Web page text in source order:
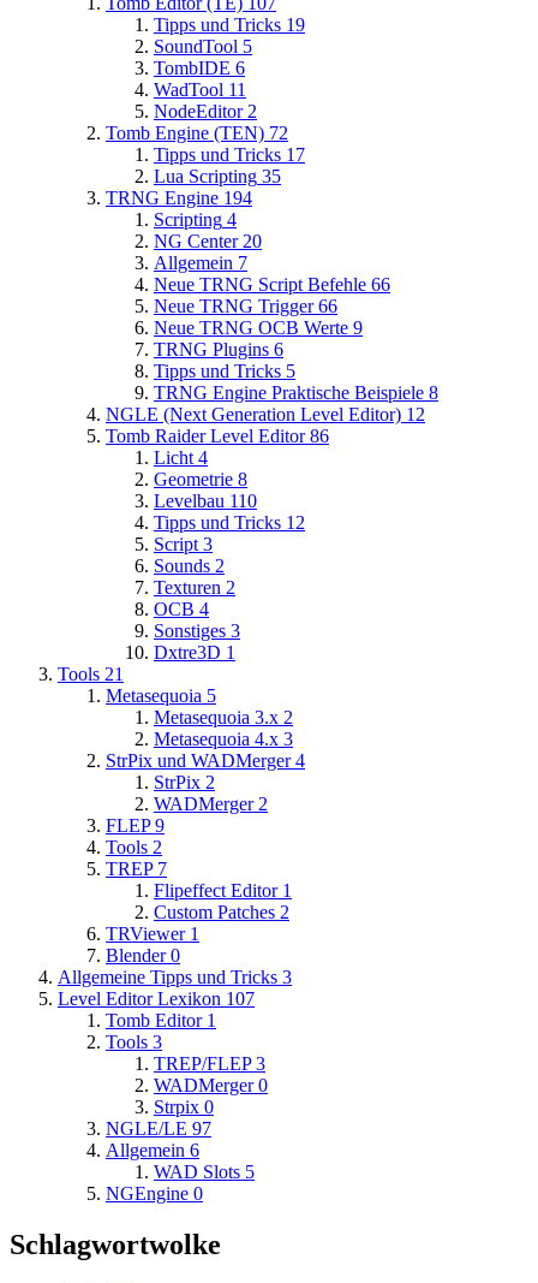
Tipps und Tricks 19
SoundTool 5
TombIDE 6
WadTool 11
NodeEditor 2
Tomb Engine (TEN) 72
Tipps und Tricks 17
Lua Scripting 35
TRNG Engine 194
Scripting 4
NG Center 20
Allgemein 7
Neue TRNG Script Befehle 66
Neue TRNG Trigger 66
Neue TRNG OCB Werte 9
TRNG Plugins 6
Tipps und Tricks 5
TRNG Engine Praktische Beispiele 8
NGLE (Next Generation Level Editor) 12
Tomb Raider Level Editor 86
Licht 4
Geometrie 8
Levelbau 110
Tipps und Tricks 12
Script 3
Sounds 2
Texturen 2
OCB 4
Sonstiges 3
Dxtre3D 1
Tools 21
Metasequoia 5
Metasequoia 3.x 2
Metasequoia 4.x 3
StrPix und WADMerger 4
StrPix 2
WADMerger 2
FLEP 9
Tools 2
TREP 7
Flipeffect Editor 1
Custom Patches 2
TRViewer 1
Blender 0
Allgemeine Tipps und Tricks 3
Level Editor Lexikon 107
Tomb Editor 1
Tools 3
TREP/FLEP 3
WADMerger 0
Strpix 0
NGLE/LE 97
Allgemein 6
WAD Slots 5
NGEngine 0
Schlagwortwolke